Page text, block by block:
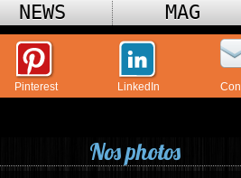
NEWS MAG
Pinterest LinkedIn
Nos photos